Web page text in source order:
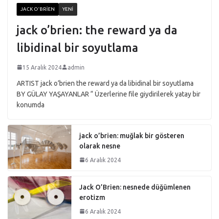
JACK O'BRIEN YENI
jack o’brien: the reward ya da
libidinal bir soyutlama
15 Aralık 2024 admin
ARTIST jack o’brien the reward ya da libidinal bir soyutlama
BY GÜLAY YAŞAYANLAR “ Üzerlerine file giydirilerek yatay bir
konumda
jack o’brien: muğlak bir gösteren
olarak nesne
6 Aralık 2024
Jack O’Brien: nesnede düğümlenen
erotizm
6 Aralık 2024